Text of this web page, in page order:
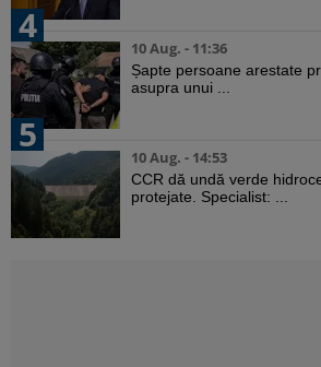
4
10 Aug. - 11:36
Șapte persoane arestate
asupra unui ...
5
10 Aug. - 14:53
CCR dă undă verde
protejate. Specialist: ...